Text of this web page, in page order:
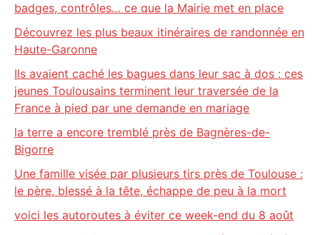
badges, contrôles… ce que la Mairie met en place
Découvrez les plus beaux itinéraires de randonnée en
Haute-Garonne
Ils avaient caché les bagues dans leur sac à dos : ces
jeunes Toulousains terminent leur traversée de la
France à pied par une demande en mariage
la terre a encore tremblé près de Bagnères-de-
Bigorre
Une famille visée par plusieurs tirs près de Toulouse :
le père, blessé à la tête, échappe de peu à la mort
voici les autoroutes à éviter ce week-end du 8 août